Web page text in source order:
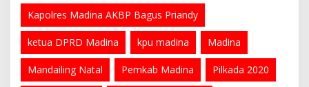
Kapolres Madina AKBP Bagus Priandy
ketua DPRD Madina kpu madina Madina
Mandailing Natal Pemkab Madina Pilkada 2020